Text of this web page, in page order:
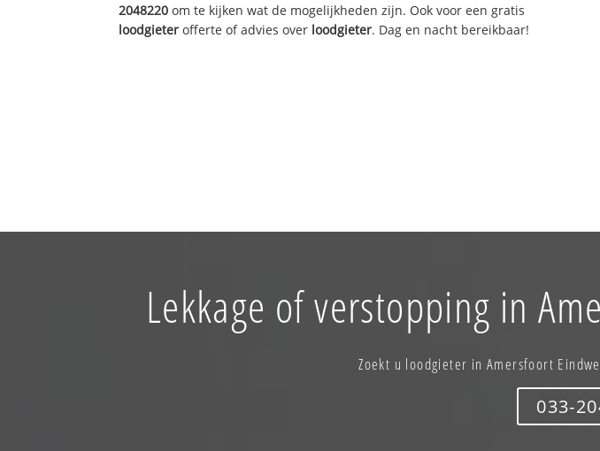
2048220 om te kijken wat de mogelijkheden zijn. Ook voor een gratis
loodgieter offerte of advies over loodgieter. Dag en nacht bereikbaar!
Lekkage of verstopping in
Zoekt u loodgieter in Amersfoort
033-